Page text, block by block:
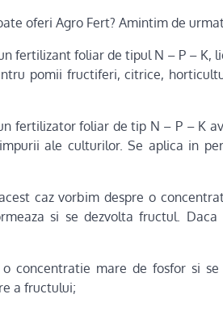
oferi Agro Fert? Amintim de
fertilizant foliar de tipul N – P – K,
pomii fructiferi, citrice,
fertilizator foliar de tip N – P – K
ale culturilor. Se aplica in
caz vorbim despre o
si se dezvolta fructul.
concentratie mare de fosfor si
a fructului;